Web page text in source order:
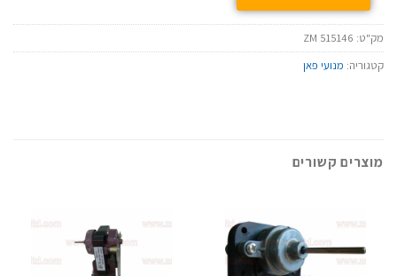
מק"ט: ZM 515146
קטגוריה: מנועי פאן
מוצרים קשורים